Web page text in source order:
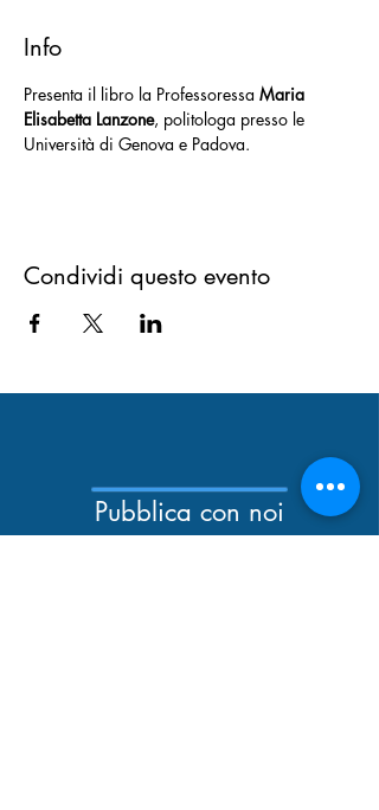
Info
Presenta il libro la Professoressa Maria
Elisabetta Lanzone, politologa presso le
Università di Genova e Padova.
Condividi questo evento
Pubblica con noi